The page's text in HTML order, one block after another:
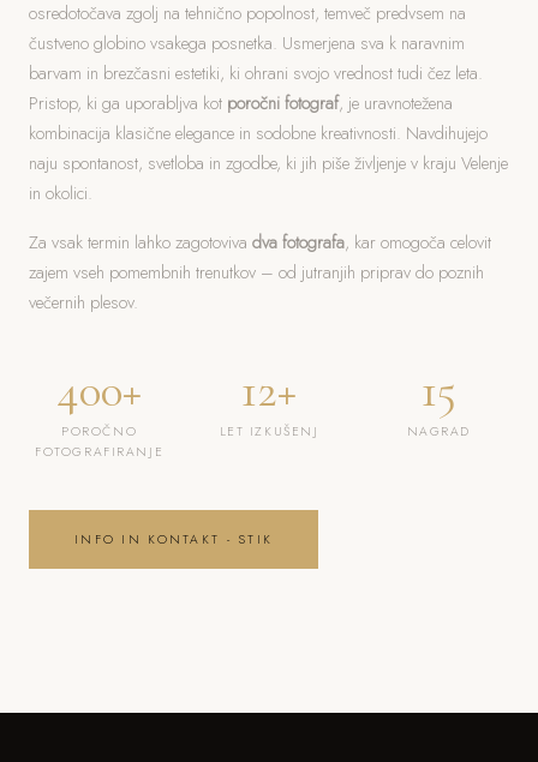
osredotočava zgolj na tehnično popolnost, temveč predvsem na
čustveno globino vsakega posnetka. Usmerjena sva k naravnim
barvam in brezčasni estetiki, ki ohrani svojo vrednost tudi čez leta.
Pristop, ki ga uporabljva kot poročni fotograf, je uravnotežena
kombinacija klasične elegance in sodobne kreativnosti. Navdihujejo
naju spontanost, svetloba in zgodbe, ki jih piše življenje v kraju Velenje
in okolici.
Za vsak termin lahko zagotoviva dva fotografa, kar omogoča celovit
zajem vseh pomembnih trenutkov – od jutranjih priprav do poznih
večernih plesov.
400+
POROČNO
FOTOGRAFIRANJE
12+
LET IZKUŠENJ
15
NAGRAD
INFO IN KONTAKT - STIK